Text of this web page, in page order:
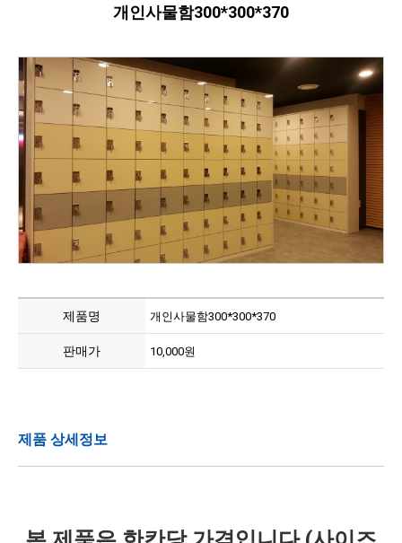
개인사물함300*300*370
제품명 개인사물함300*300*370
판매가 10,000원
제품 상세정보